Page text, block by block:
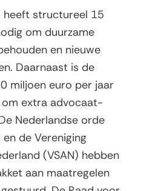
heeft structureel 15
om duurzame
en nieuwe
Daarnaast is de
miljoen euro per jaar
extra advocaat-
Nederlandse orde
de Vereniging
(VSAN) hebben
aan maatregelen